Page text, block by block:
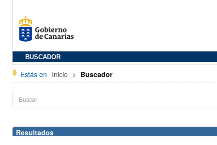
BUSCADOR
Estás en Inicio > Buscador
Resultados